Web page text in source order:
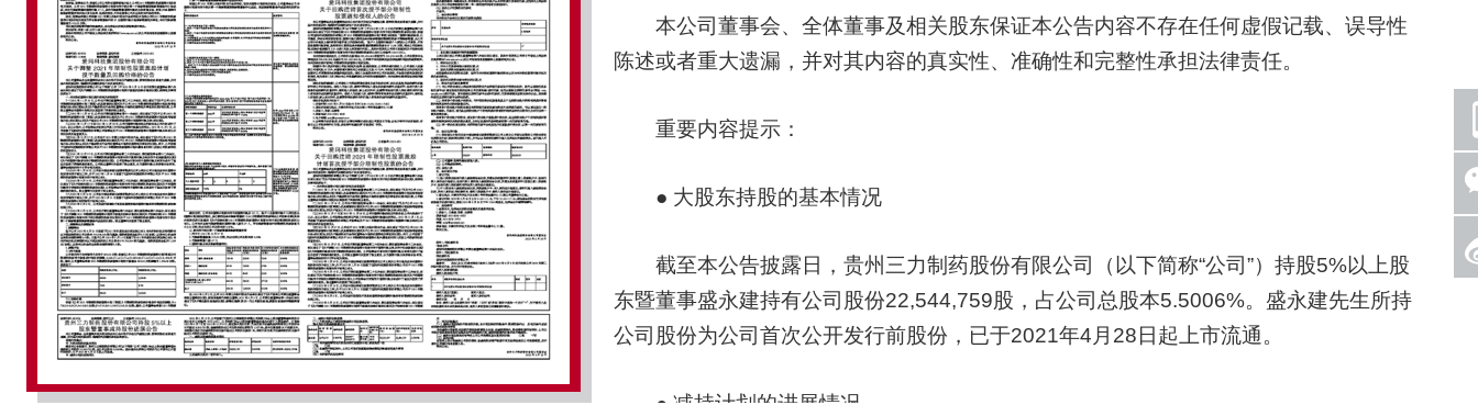
本公司董事会、全体董事及相关股东保证本公告内容不存在任何虚假记载、误导性
陈述或者重大遗漏，并对其内容的真实性、准确性和完整性承担法律责任。
重要内容提示：
● 大股东持股的基本情况
截至本公告披露日，贵州三力制药股份有限公司（以下简称“公司”）持股5%以上股
东暨董事盛永建持有公司股份22,544,759股，占公司总股本5.5006%。盛永建先生所持
公司股份为公司首次公开发行前股份，已于2021年4月28日起上市流通。